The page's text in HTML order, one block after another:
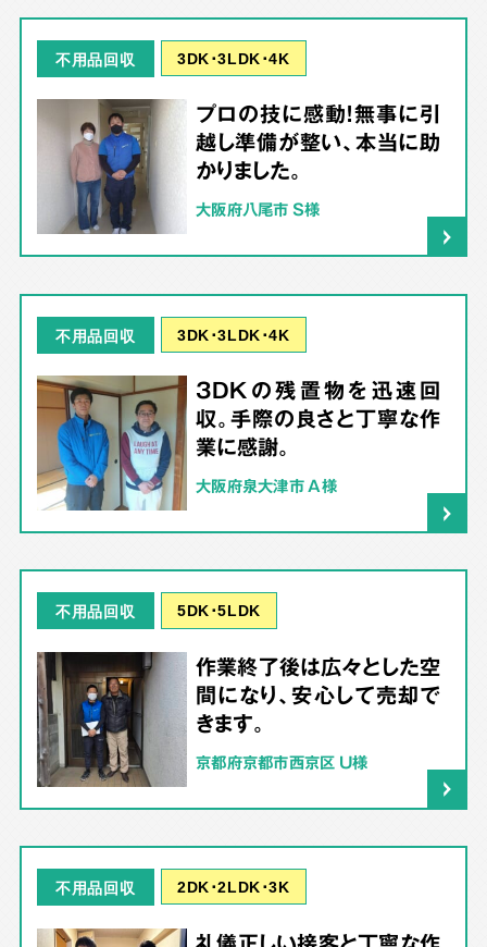
不用品回収 3DK･3LDK･4K
プロの技に感動！無事に引
越し準備が整い、本当に助
かりました。
大阪府八尾市 S様
不用品回収 3DK･3LDK･4K
3DKの残置物を迅速回
収。手際の良さと丁寧な作
業に感謝。
大阪府泉大津市 A様
不用品回収 5DK･5LDK
作業終了後は広々とした空
間になり、安心して売却で
きます。
京都府京都市西京区 U様
不用品回収 2DK･2LDK･3K